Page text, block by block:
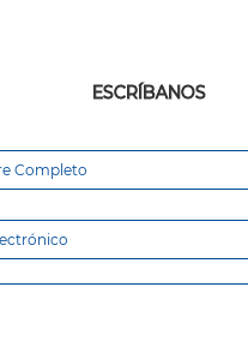
ESCRÍBANOS